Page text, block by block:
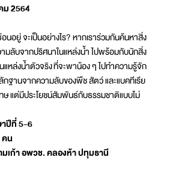
2564
อยู่ จะเป็นอย่างไร? หากเราร่วมกันค้นหาสิ่ง
มลับจากปริศนาในแหล่งน้ำ ไปพร้อมกับนักสิ่ง
หล่งน้ำตัวจริง ที่จะพาน้อง ๆ ไปทำความรู้จัก
ฐานจากความลับของพืช สัตว์ และแบคทีเรีย
ทษ แต่มีประโยชน์สัมพันธ์กับธรรมชาติแบบไม่
ปีที่ 5-6
น
ก้า อพวช. คลองห้า ปทุมธานี